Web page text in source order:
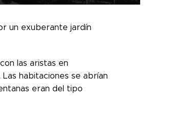
un exuberante jardín
las aristas en
habitaciones se abrían
eran del tipo